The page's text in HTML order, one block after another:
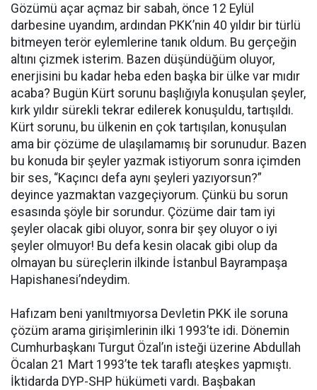
Gözümü açar açmaz bir sabah, önce 12 Eylül
darbesine uyandım, ardından PKK’nin 40 yıldır bir türlü
bitmeyen terör eylemlerine tanık oldum. Bu gerçeğin
altını çizmek isterim. Bazen düşündüğüm oluyor,
enerjisini bu kadar heba eden başka bir ülke var mıdır
acaba? Bugün Kürt sorunu başlığıyla konuşulan şeyler,
kırk yıldır sürekli tekrar edilerek konuşuldu, tartışıldı.
Kürt sorunu, bu ülkenin en çok tartışılan, konuşulan
ama bir çözüme de ulaşılamamış bir sorunudur. Bazen
bu konuda bir şeyler yazmak istiyorum sonra içimden
bir ses, “Kaçıncı defa aynı şeyleri yazıyorsun?”
deyince yazmaktan vazgeçiyorum. Çünkü bu sorun
esasında şöyle bir sorundur. Çözüme dair tam iyi
şeyler olacak gibi oluyor, sonra bir şey oluyor o iyi
şeyler olmuyor! Bu defa kesin olacak gibi olup da
olmayan bu süreçlerin ilkinde İstanbul Bayrampaşa
Hapishanesi’ndeydim.
Hafızam beni yanıltmıyorsa Devletin PKK ile soruna
çözüm arama girişimlerinin ilki 1993’te idi. Dönemin
Cumhurbaşkanı Turgut Özal’ın isteği üzerine Abdullah
Öcalan 21 Mart 1993’te tek taraflı ateşkes yapmıştı.
İktidarda DYP-SHP hükümeti vardı. Başbakan